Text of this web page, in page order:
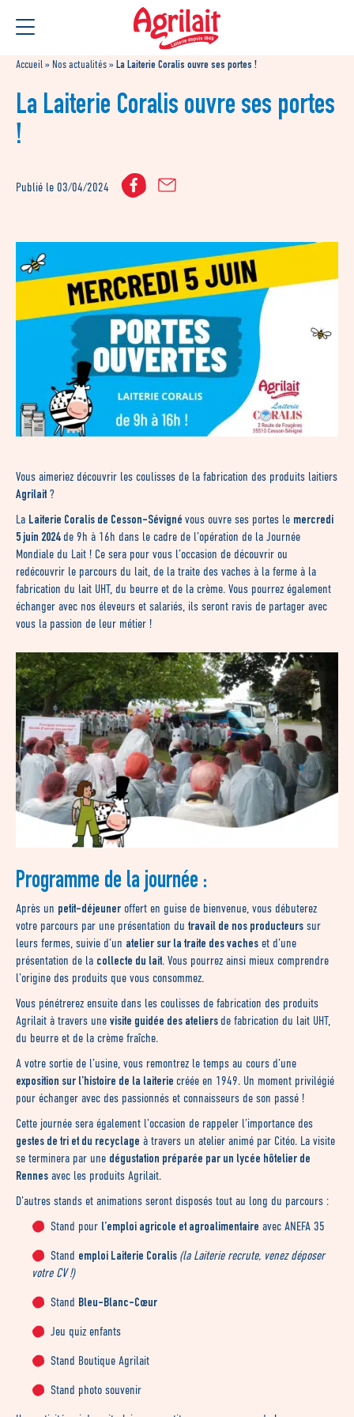
au
contenu
Accueil » Nos actualités»La Laiterie Coralis ouvre ses portes !
La Laiterie Coralis ouvre ses portes
!
Publié le 03/04/2024
Vous aimeriez découvrir les coulisses de la fabrication des produits laitiers
Agrilait ?
La Laiterie Coralis de Cesson-Sévigné vous ouvre ses portes le mercredi
5 juin 2024de 9h à 16h dans le cadre de l’opération de la Journée
Mondiale du Lait ! Ce sera pour vous l’occasion de découvrir ou
redécouvrir le parcours du lait, de la traite des vaches à la ferme à la
fabrication du lait UHT, du beurre et de la crème. Vous pourrez également
échanger avec nos éleveurs et salariés, ils seront ravis de partager avec
vous la passion de leur métier !
Programme de la journée :
Après un petit-déjeuner offert en guise de bienvenue, vous débuterez
votre parcours par une présentation du travail de nos producteurs sur
leurs fermes, suivie d’un atelier sur la traite des vaches et d’une
présentation de la collecte du lait. Vous pourrez ainsi mieux comprendre
l’origine des produits que vous consommez.
Vous pénétrerez ensuite dans les coulisses de fabrication des produits
Agrilait à travers une visite guidée des ateliers de fabrication du lait UHT,
du beurre et de la crème fraîche.
A votre sortie de l’usine, vous remontrez le temps au cours d’une
exposition sur l’histoire de la laiterie créée en 1949. Un moment privilégié
pour échanger avec des passionnés et connaisseurs de son passé !
Cette journée sera également l’occasion de rappeler l’importance des
gestes de tri et du recyclage à travers un atelier animé par Citéo. La visite
se terminera par une dégustation préparée par un lycée hôtelier de
Rennes avec les produits Agrilait.
D’autres stands et animations seront disposés tout au long du parcours :
Stand pour l’emploi agricole et agroalimentaire avec ANEFA 35
Stand emploi Laiterie Coralis (la Laiterie recrute, venez déposer
votre CV !)
Stand Bleu-Blanc-Cœur
Jeu quiz enfants
Stand Boutique Agrilait
Stand photo souvenir